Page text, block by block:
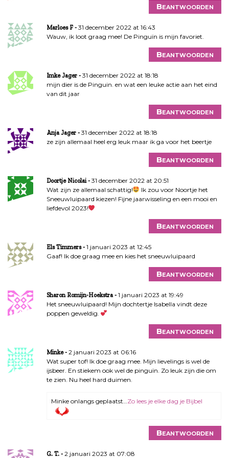
Beantwoorden
Marloes F
31 december 2022 at 16:43
Wauw, ik loot graag mee! De Pinguïn is mijn favoriet.
Beantwoorden
Imke Jager
31 december 2022 at 18:18
mijn dier is de Pinguin. en wat een leuke actie aan het eind
van dit jaar
Beantwoorden
Anja Jager
31 december 2022 at 18:18
ze zijn allemaal heel erg leuk maar ik ga voor het beertje
Beantwoorden
Doortje Nicolai
31 december 2022 at 20:51
Wat zijn ze allemaal schattig!
Ik zou voor Noortje het
Sneeuwluipaard kiezen! Fijne jaarwisseling en een mooi en
liefdevol 2023!
Beantwoorden
Els Timmers
1 januari 2023 at 12:45
Gaaf! Ik doe graag mee en kies het sneeuwluipaard
Beantwoorden
Sharon Romijn-Hoekstra
1 januari 2023 at 19:49
Het sneeuwluipaard! Mijn dochtertje Isabella vindt deze
poppen geweldig.
Beantwoorden
Minke
2 januari 2023 at 06:16
Wat super tof! Ik doe graag mee. Mijn lievelings is wel de
ijsbeer. En stiekem ook wel de pinguïn. Zo leuk zijn die om
te zien. Nu heel hard duimen.
Minke onlangs geplaatst… Zo lees je elke dag je Bijbel
Beantwoorden
G. T.
2 januari 2023 at 07:08